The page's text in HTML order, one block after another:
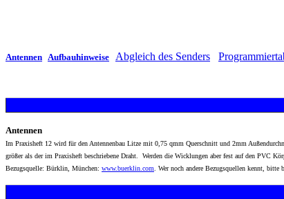
Antennen Aufbauhinweise Abgleich des Senders
Antennen
Im Praxisheft 12 wird für den Antennenbau Litze mit 0,75 qmm Querschnitt und 2mm
größer als der im Praxisheft beschriebene Draht. Werden die Wicklungen aber fest auf den PVC
Bezugsquelle: Bürklin, München: www.buerklin.com . Wer noch andere Bezugsquellen kennt, bitte